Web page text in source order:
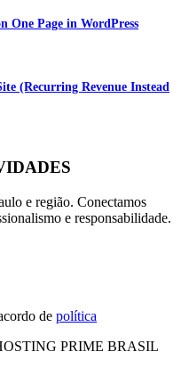
One Page in WordPress
(Recurring Revenue Instead
e região. Conectamos
e responsabilidade.
de política
PRIME BRASIL